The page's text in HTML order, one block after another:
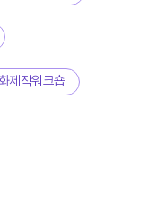
제작워크숍